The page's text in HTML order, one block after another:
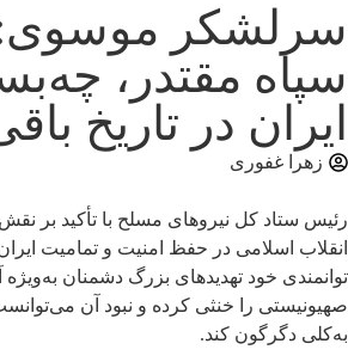
سرلشکر
سپاه مقتدر،
ایران در تاریخ
زهرا غفوری
رئیس ستاد کل نیروهای مسلح با تأکید بر
انقلاب اسلامی در حفظ امنیت و تمامیت
توانمندی خود تهدیدهای بزرگ دشمنان به‌ویژه
صهیونیستی را خنثی کرده و نبود آن
به‌کلی دگرگون کند.